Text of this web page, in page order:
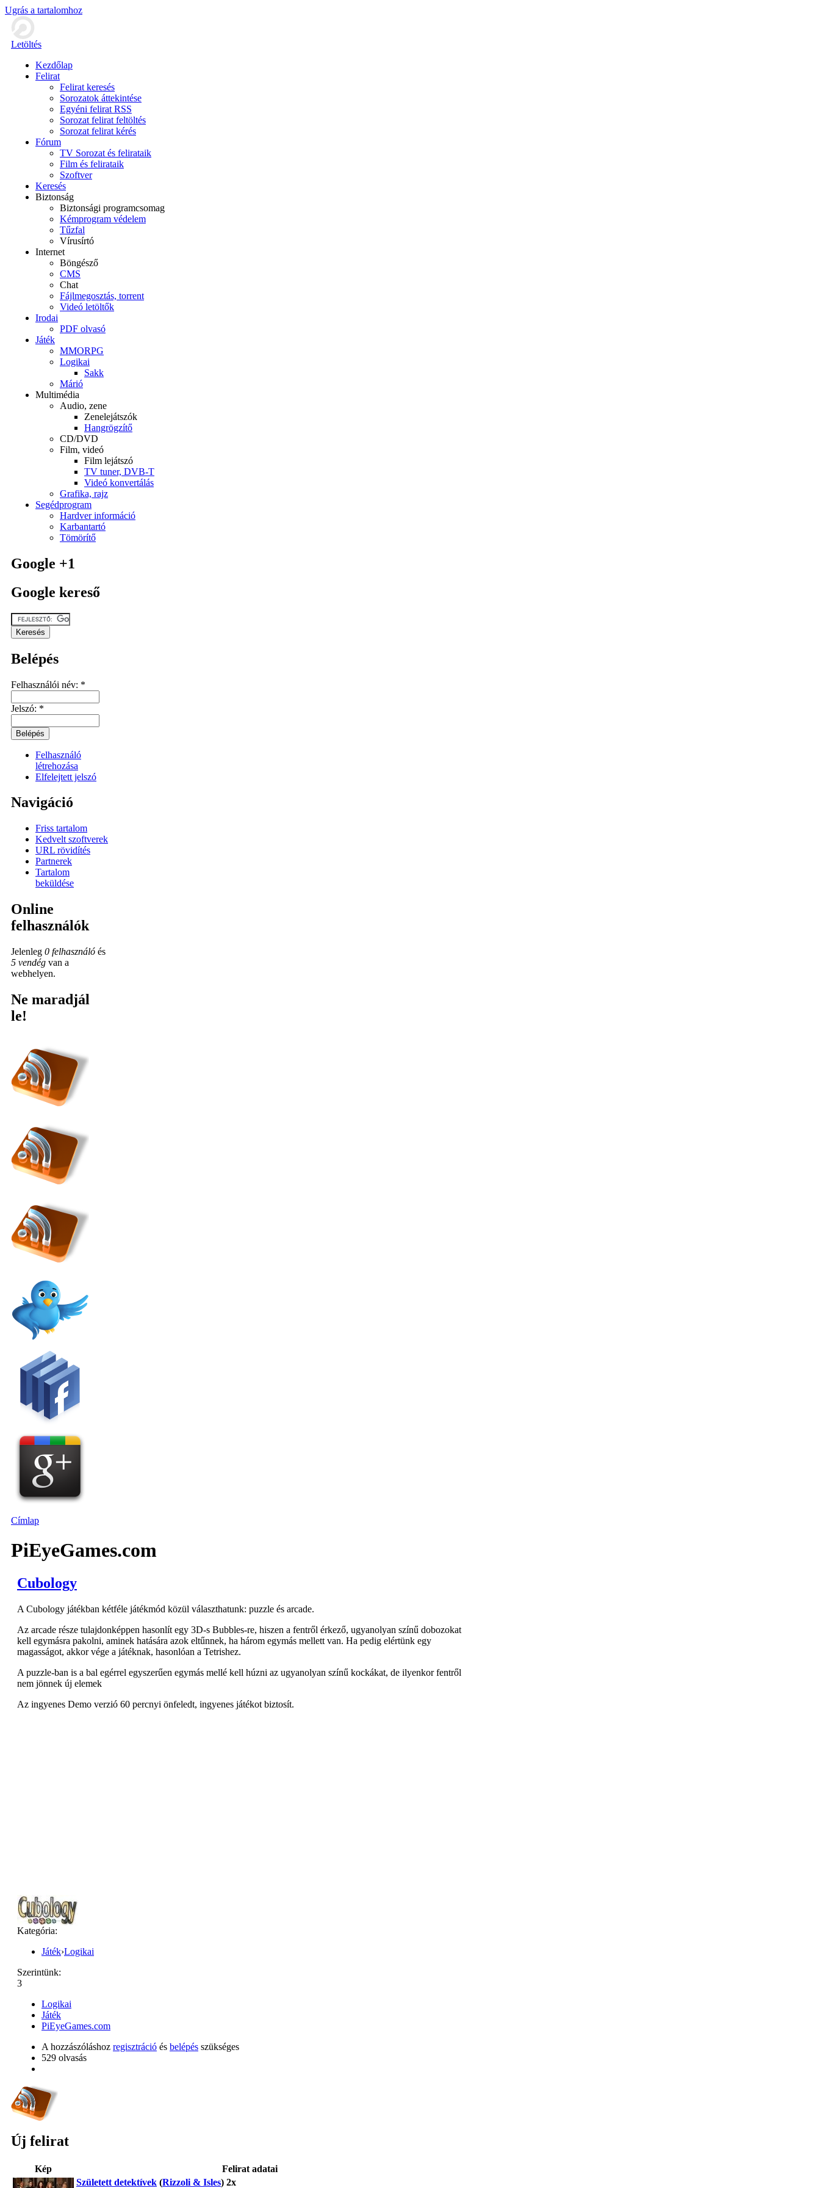
Ugrás a tartalomhoz
Letöltés
Kezdőlap
Felirat
Felirat keresés
Sorozatok áttekintése
Egyéni felirat RSS
Sorozat felirat feltöltés
Sorozat felirat kérés
Fórum
TV Sorozat és felirataik
Film és felirataik
Szoftver
Keresés
Biztonság
Biztonsági programcsomag
Kémprogram védelem
Tűzfal
Vírusírtó
Internet
Böngésző
CMS
Chat
Fájlmegosztás, torrent
Videó letöltők
Irodai
PDF olvasó
Játék
MMORPG
Logikai
Sakk
Márió
Multimédia
Audio, zene
Zenelejátszók
Hangrögzítő
CD/DVD
Film, videó
Film lejátszó
TV tuner, DVB-T
Videó konvertálás
Grafika, rajz
Segédprogram
Hardver információ
Karbantartó
Tömörítő
Google +1
Google kereső
Belépés
Felhasználói név: *
Jelszó: *
Felhasználó
létrehozása
Elfelejtett jelszó
Navigáció
Friss tartalom
Kedvelt szoftverek
URL rövidítés
Partnerek
Tartalom
beküldése
Online
felhasználók
Jelenleg 0 felhasználó és
5 vendég van a
webhelyen.
Ne maradjál
le!
Címlap
PiEyeGames.com
Cubology
A Cubology játékban kétféle játékmód közül választhatunk: puzzle és arcade.
Az arcade része tulajdonképpen hasonlít egy 3D-s Bubbles-re, hiszen a fentről érkező, ugyanolyan színű dobozokat
kell egymásra pakolni, aminek hatására azok eltűnnek, ha három egymás mellett van. Ha pedig elértünk egy
magasságot, akkor vége a játéknak, hasonlóan a Tetrishez.
A puzzle-ban is a bal egérrel egyszerűen egymás mellé kell húzni az ugyanolyan színű kockákat, de ilyenkor fentről
nem jönnek új elemek
Az ingyenes Demo verzió 60 percnyi önfeledt, ingyenes játékot biztosít.
Kategória:
Játék›Logikai
Szerintünk:
3
Logikai
Játék
PiEyeGames.com
A hozzászóláshoz regisztráció és belépés szükséges
529 olvasás
Új felirat
Kép
Felirat adatai
Született detektívek (Rizzoli & Isles) 2x